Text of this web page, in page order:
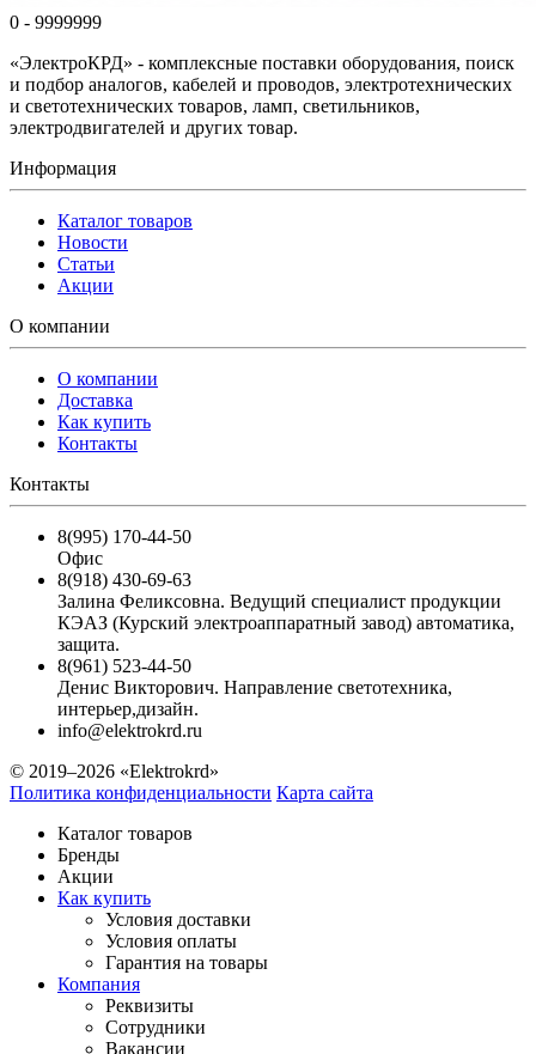
0 - 9999999
«ЭлектроКРД» - комплексные поставки оборудования, поиск
и подбор аналогов, кабелей и проводов, электротехнических
и светотехнических товаров, ламп, светильников,
электродвигателей и других товар.
Информация
Каталог товаров
Новости
Статьи
Акции
О компании
О компании
Доставка
Как купить
Контакты
Контакты
8(995) 170-44-50
Офис
8(918) 430-69-63
Залина Феликсовна. Ведущий специалист продукции
КЭАЗ (Курский электроаппаратный завод) автоматика,
защита.
8(961) 523-44-50
Денис Викторович. Направление светотехника,
интерьер,дизайн.
info@elektrokrd.ru
© 2019–2026 «Elektrokrd»
Политика конфиденциальности Карта сайта
Каталог товаров
Бренды
Акции
Как купить
Условия доставки
Условия оплаты
Гарантия на товары
Компания
Реквизиты
Сотрудники
Вакансии